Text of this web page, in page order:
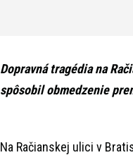
Dopravná tragédia na
spôsobil obmedzenie
Na Račianskej ulici v